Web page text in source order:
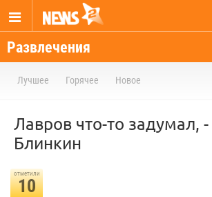
Развлечения
Лучшее Горячее Новое
Лавров что-то задумал,
Блинкин
отметили
10